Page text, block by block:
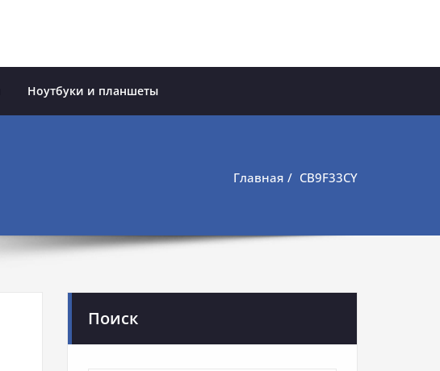
Ноутбуки и планшеты
Главная CB9F33CY
Поиск